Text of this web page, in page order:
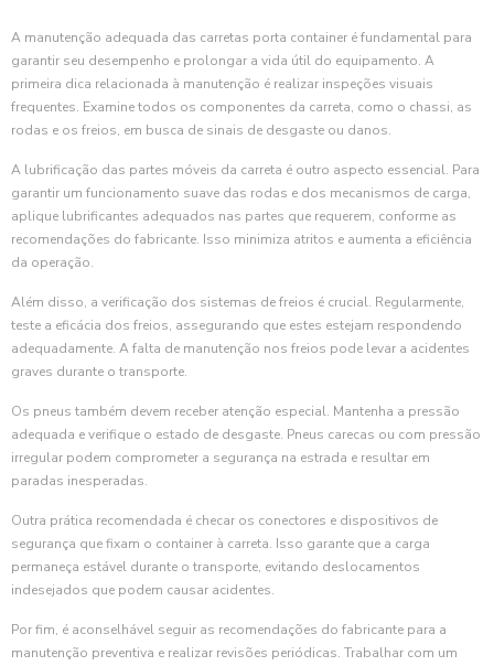
A manutenção adequada das carretas porta container é fundamental para
garantir seu desempenho e prolongar a vida útil do equipamento. A
primeira dica relacionada à manutenção é realizar inspeções visuais
frequentes. Examine todos os componentes da carreta, como o chassi, as
rodas e os freios, em busca de sinais de desgaste ou danos.
A lubrificação das partes móveis da carreta é outro aspecto essencial. Para
garantir um funcionamento suave das rodas e dos mecanismos de carga,
aplique lubrificantes adequados nas partes que requerem, conforme as
recomendações do fabricante. Isso minimiza atritos e aumenta a eficiência
da operação.
Além disso, a verificação dos sistemas de freios é crucial. Regularmente,
teste a eficácia dos freios, assegurando que estes estejam respondendo
adequadamente. A falta de manutenção nos freios pode levar a acidentes
graves durante o transporte.
Os pneus também devem receber atenção especial. Mantenha a pressão
adequada e verifique o estado de desgaste. Pneus carecas ou com pressão
irregular podem comprometer a segurança na estrada e resultar em
paradas inesperadas.
Outra prática recomendada é checar os conectores e dispositivos de
segurança que fixam o container à carreta. Isso garante que a carga
permaneça estável durante o transporte, evitando deslocamentos
indesejados que podem causar acidentes.
Por fim, é aconselhável seguir as recomendações do fabricante para a
manutenção preventiva e realizar revisões periódicas. Trabalhar com um